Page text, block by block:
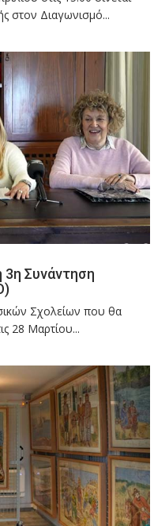
στον Διαγωνισμό...
3η Συνάντηση
Σχολείων που θα
28 Μαρτίου...